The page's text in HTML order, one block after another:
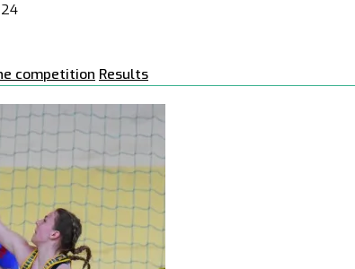
competition Results